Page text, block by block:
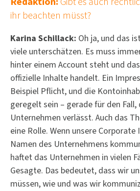
ihr beachten müsst?
Karina Schillack: Oh ja, und das
viele unterschätzen. Es muss
hinter einem Account steht und
offizielle Inhalte handelt. Ein
Beispiel Pflicht, und die
geregelt sein – gerade für den Fall,
Unternehmen verlässt. Auch das
eine Rolle. Wenn unsere Corporate
Namen des Unternehmens
haftet das Unternehmen in vielen
Gesagte. Das bedeutet, dass wir
müssen, wie und was wir